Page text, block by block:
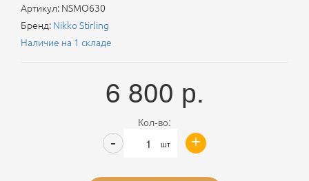
Артикул: NSMO630
Бренд: Nikko Stirling
Наличие на 1 складе
6 800 р.
Кол-во:
шт +
-